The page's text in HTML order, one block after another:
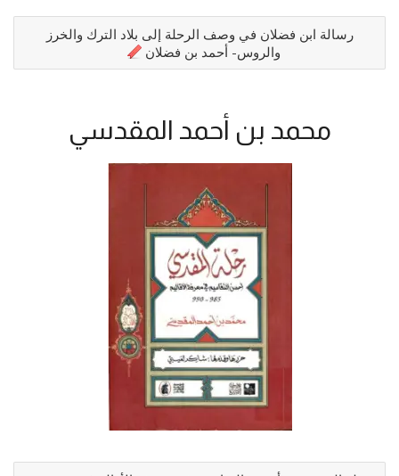
رسالة ابن فضلان في وصف الرحلة إلى بلاد الترك والخرز
والروس- أحمد بن فضلان
محمد بن أحمد المقدسي